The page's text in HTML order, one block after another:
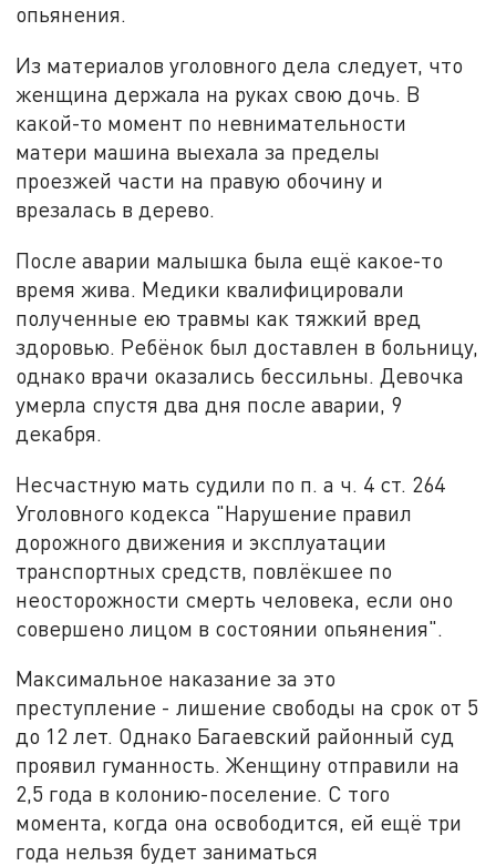
опьянения.
Из материалов уголовного дела следует, что
женщина держала на руках свою дочь. В
какой-то момент по невнимательности
матери машина выехала за пределы
проезжей части на правую обочину и
врезалась в дерево.
После аварии малышка была ещё какое-то
время жива. Медики квалифицировали
полученные ею травмы как тяжкий вред
здоровью. Ребёнок был доставлен в больницу,
однако врачи оказались бессильны. Девочка
умерла спустя два дня после аварии, 9
декабря.
Несчастную мать судили по п. а ч. 4 ст. 264
Уголовного кодекса "Нарушение правил
дорожного движения и эксплуатации
транспортных средств, повлёкшее по
неосторожности смерть человека, если оно
совершено лицом в состоянии опьянения".
Максимальное наказание за это
преступление - лишение свободы на срок от 5
до 12 лет. Однако Багаевский районный суд
проявил гуманность. Женщину отправили на
2,5 года в колонию-поселение. С того
момента, когда она освободится, ей ещё три
года нельзя будет заниматься